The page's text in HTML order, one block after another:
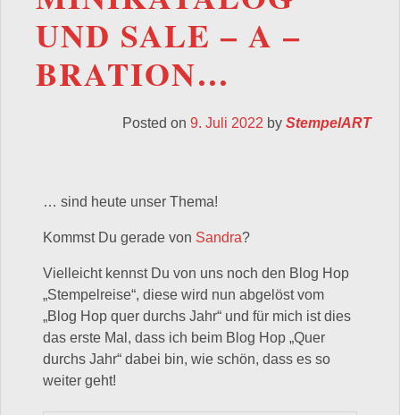
UND SALE – A –
BRATION…
Posted on 9. Juli 2022 by StempelART
… sind heute unser Thema!
Kommst Du gerade von Sandra?
Vielleicht kennst Du von uns noch den Blog Hop
„Stempelreise“, diese wird nun abgelöst vom
„Blog Hop quer durchs Jahr“ und für mich ist dies
das erste Mal, dass ich beim Blog Hop „Quer
durchs Jahr“ dabei bin, wie schön, dass es so
weiter geht!